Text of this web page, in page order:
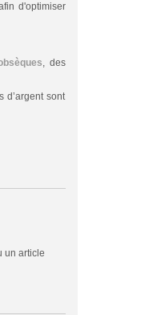
d'optimiser
, des
d’argent sont
un article